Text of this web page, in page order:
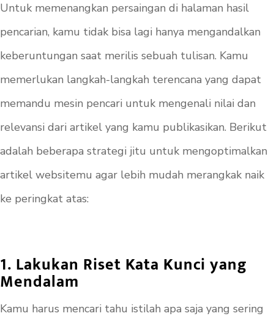
Untuk memenangkan persaingan di halaman hasil
pencarian, kamu tidak bisa lagi hanya mengandalkan
keberuntungan saat merilis sebuah tulisan. Kamu
memerlukan langkah-langkah terencana yang dapat
memandu mesin pencari untuk mengenali nilai dan
relevansi dari artikel yang kamu publikasikan. Berikut
adalah beberapa strategi jitu untuk mengoptimalkan
artikel websitemu agar lebih mudah merangkak naik
ke peringkat atas:
1. Lakukan Riset Kata Kunci yang
Mendalam
Kamu harus mencari tahu istilah apa saja yang sering